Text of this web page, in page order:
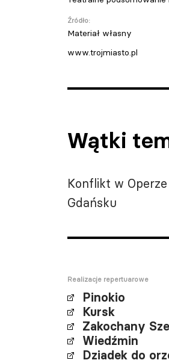
Źródło:
Materiał własny
www.trojmiasto.pl
Wątki
Konflikt w
Gdańsku
Realizacje repertuarowe
Pinokio
Kursk
Zakochany
Wiedźmin
Dziadek do